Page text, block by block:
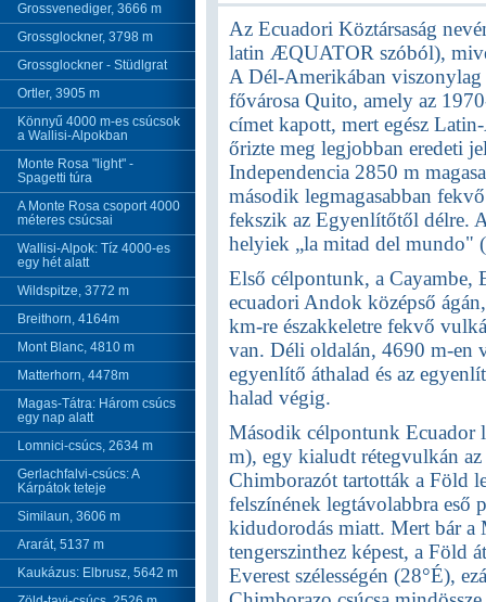
Grossvenediger, 3666 m
Grossglockner, 3798 m
Grossglockner - Stüdlgrat
Ortler, 3905 m
Könnyű 4000 m-es csúcsok
a Wallisi-Alpokban
Monte Rosa "light" -
Spagetti túra
A Monte Rosa csoport 4000
méteres csúcsai
Wallisi-Alpok: Tíz 4000-es
egy hét alatt
Wildspitze, 3772 m
Breithorn, 4164m
Mont Blanc, 4810 m
Matterhorn, 4478m
Magas-Tátra: Három csúcs
egy nap alatt
Lomnici-csúcs, 2634 m
Gerlachfalvi-csúcs: A
Kárpátok teteje
Similaun, 3606 m
Ararát, 5137 m
Kaukázus: Elbrusz, 5642 m
Az Ecuadori Köztársaság
latin ÆQUATOR szóból),
A Dél-Amerikában
fővárosa Quito, amely az
címet kapott, mert egész
őrizte meg legjobban eredeti
Independencia 2850 m
második legmagasabban
fekszik az Egyenlítőtől délre.
helyiek „la mitad del mundo"
Első célpontunk, a Cayambe,
ecuadori Andok középső
km-re északkeletre fekvő
van. Déli oldalán, 4690 m-en
egyenlítő áthalad és az
halad végig.
Második célpontunk Ecuador
m), egy kialudt rétegvulkán
Chimborazót tartották a Föld
felszínének legtávolabbra
kidudorodás miatt. Mert bár a
tengerszinthez képest, a Föld
Everest szélességén (28°É),